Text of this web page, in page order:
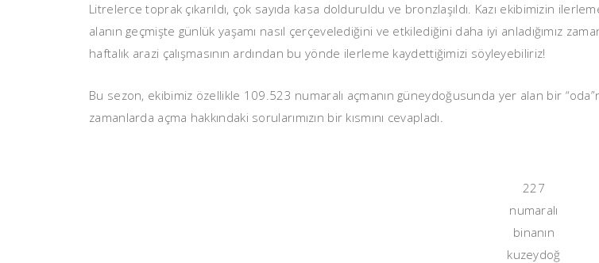
Litrelerce toprak çıkarıldı, çok sayıda kasa dolduruldu ve bronzlaşıldı. Kazı ekibimizin
alanın geçmişte günlük yaşamı nasıl çerçevelediğini ve etkilediğini daha iyi anladığımız
haftalık arazi çalışmasının ardından bu yönde ilerleme kaydettiğimizi söyleyebiliriz!
Bu sezon, ekibimiz özellikle 109.523 numaralı açmanın güneydoğusunda yer alan bir
zamanlarda açma hakkındaki sorularımızın bir kısmını cevapladı.
227
numaralı
binanın
kuzeydoğ